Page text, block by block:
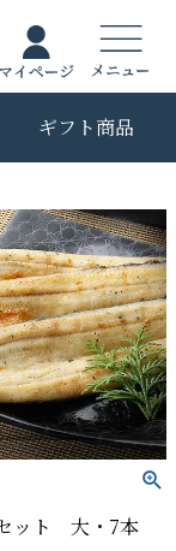
ギフト商品
ット 大・7本